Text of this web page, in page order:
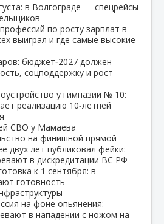
в Волгограде — спецрейсы
по росту зарплат в
выиграл и где самые высокие
бюджет‑2027 должен
соцподдержку и рост
у гимназии № 10:
реализацию 10‑летней
СВО у Мамаева
на финишной прямой
двух лет публиковал фейки:
в дискредитации ВС РФ
к 1 сентября: в
готовность
на фоне опьянения:
в нападении с ножом на